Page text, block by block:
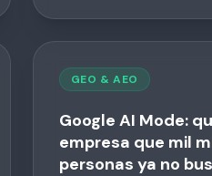
GEO & AEO
Google AI Mode:
empresa que mil
personas ya no